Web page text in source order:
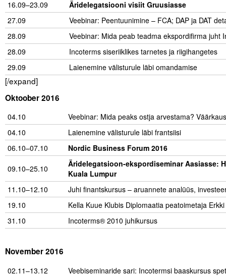
16.09–23.09
Äridelegatsiooni visiit Gruusiasse
27.09
Veebinar: Peentuunimine – FCA; DAP ja DAT
28.09
Veebinar: Mida peab teadma ekspordifirma juht
28.09
Incoterms siseriiklikes tarnetes ja riigihangetes
29.09
Laienemine välisturule läbi omandamise
[/expand]
Oktoober 2016
04.10
Veebinar: Mida peaks ostja arvestama?
04.10
Laienemine välisturule läbi frantsiisi
06.10–07.10
Nordic Business Forum 2016
09.10–25.10
Äridelegatsioon-ekspordiseminar Aasiasse:
Kuala Lumpur
11.10–12.10
Juhi finantskursus – aruannete analüüs,
19.10
Kella Kuue Klubis Diplomaatia peatoimetaja
31.10
Incoterms® 2010 juhikursus
November 2016
02.11–13.12
Veebiseminaride sari: Incotermsi baaskursus